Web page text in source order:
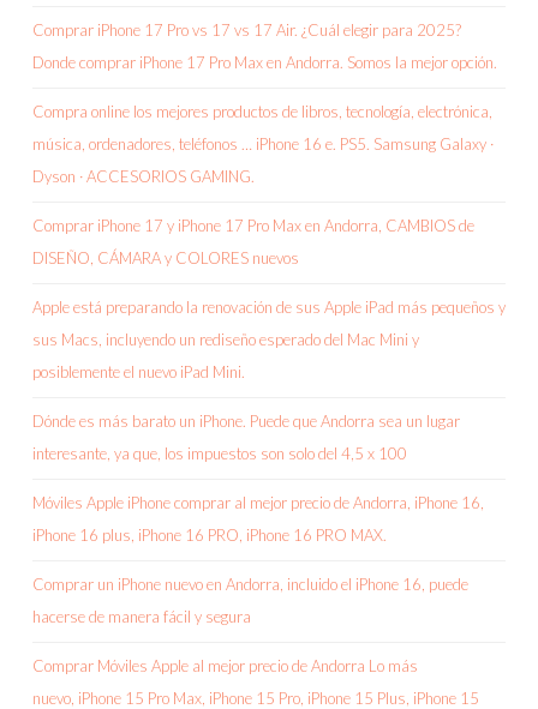
Comprar iPhone 17 Pro vs 17 vs 17 Air. ¿Cuál elegir para 2025?
Donde comprar iPhone 17 Pro Max en Andorra. Somos la mejor opción.
Compra online los mejores productos de libros, tecnología, electrónica,
música, ordenadores, teléfonos … iPhone 16 e. PS5. Samsung Galaxy ·
Dyson · ACCESORIOS GAMING.
Comprar iPhone 17 y iPhone 17 Pro Max en Andorra, CAMBIOS de
DISEÑO, CÁMARA y COLORES nuevos
Apple está preparando la renovación de sus Apple iPad más pequeños y
sus Macs, incluyendo un rediseño esperado del Mac Mini y
posiblemente el nuevo iPad Mini.
Dónde es más barato un iPhone. Puede que Andorra sea un lugar
interesante, ya que, los impuestos son solo del 4,5 x 100
Móviles Apple iPhone comprar al mejor precio de Andorra, iPhone 16,
iPhone 16 plus, iPhone 16 PRO, iPhone 16 PRO MAX.
Comprar un iPhone nuevo en Andorra, incluido el iPhone 16, puede
hacerse de manera fácil y segura
Comprar Móviles Apple al mejor precio de Andorra Lo más
nuevo, iPhone 15 Pro Max, iPhone 15 Pro, iPhone 15 Plus, iPhone 15